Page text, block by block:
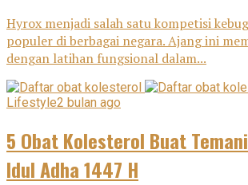
Hyrox menjadi salah satu kompetisi
populer di berbagai negara. Ajang ini
dengan latihan fungsional dalam...
Lifestyle2 bulan ago
5 Obat Kolesterol Buat
Idul Adha 1447 H